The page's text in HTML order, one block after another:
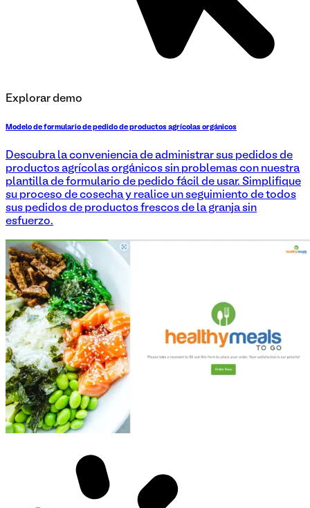
Explorar demo
Modelo de formulario de pedido de productos agrícolas orgánicos
Descubra la conveniencia de administrar sus pedidos de
productos agrícolas orgánicos sin problemas con nuestra
plantilla de formulario de pedido fácil de usar. Simplifique
su proceso de cosecha y realice un seguimiento de todos
sus pedidos de productos frescos de la granja sin
esfuerzo.